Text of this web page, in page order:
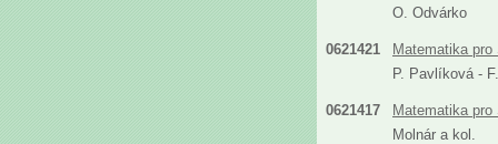
O. Odvárko
0621421
Matematika
P. Pavlíková -
0621417
Matematika
Molnár a kol.